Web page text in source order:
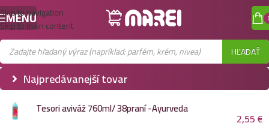
Skip to navigation
Skip to main content
MENU
HĽADAŤ
Najpredávanejší tovar
Tesori aviváž 760ml/ 38praní -Ayurveda
2,55€